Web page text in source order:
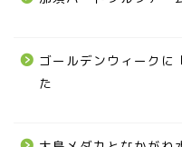
ゴールデンウィークに
た